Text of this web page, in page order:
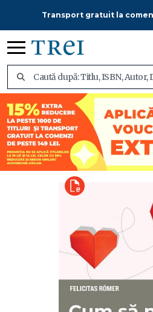
Transport gratuit la